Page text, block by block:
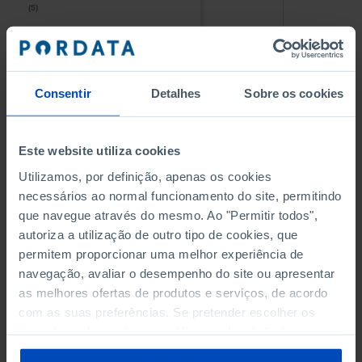
Consentir Detalhes Sobre os cookies
Este website utiliza cookies
Utilizamos, por definição, apenas os cookies
necessários ao normal funcionamento do site, permitindo
que navegue através do mesmo. Ao "Permitir todos",
autoriza a utilização de outro tipo de cookies, que
permitem proporcionar uma melhor experiência de
navegação, avaliar o desempenho do site ou apresentar
as melhores ofertas de produtos e serviços, de acordo
com as suas preferências. Se pretender escolher os
sobre cookies através da gestão de preferências ou da
(5)
(5)
PESSOAL AO SERVIÇO NAS
PESSOAL AO SERVIÇO NAS
DO MUNICÍPIO (%)
Empresas não financeiras
DO MUNICÍPIO (%)
Empresas não financeiras
VOLUME DE NEGÓCIOS DAS
QUATRO MAIORES EMPRESAS
DO MUNICÍPIO (%)
VOLUME DE NEGÓCIOS DAS
QUATRO MAIORES EMPRESAS
DO MUNICÍPIO (%)
-
BANCOS, CAIXAS ECONÓMICAS
BANCOS, CAIXAS ECONÓMICAS
CAIXAS DE CRÉDITO AGRÍCOLA
CAIXAS DE CRÉDITO AGRÍCOLA